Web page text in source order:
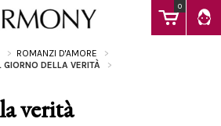
0
ROMANZI D'AMORE
GIORNO DELLA VERITÀ
verità